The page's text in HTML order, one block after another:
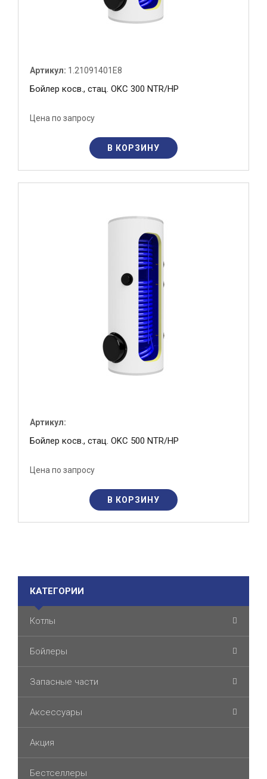
Артикул: 1.21091401E8
Бойлер косв., стац. OKC 300 NTR/HP
Цена по запросу
В КОРЗИНУ
Артикул:
Бойлер косв., стац. OKC 500 NTR/HP
Цена по запросу
В КОРЗИНУ
КАТЕГОРИИ
Котлы
Бойлеры
Запасные части
Аксессуары
Акция
Бестселлеры